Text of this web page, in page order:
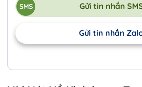
Gửi tin nhắn
Gửi tin nhắn